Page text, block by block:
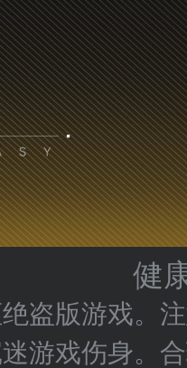
健
盗版游戏。
游戏伤身。